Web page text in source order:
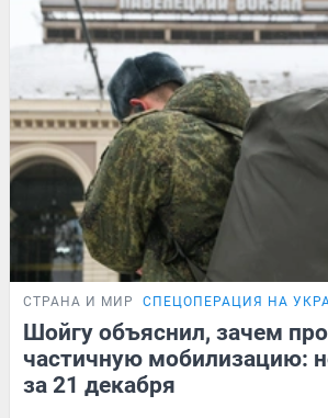
СТРАНА И МИР СПЕЦОПЕРАЦИЯ НА
Шойгу объяснил, зачем
частичную мобилизацию:
за 21 декабря